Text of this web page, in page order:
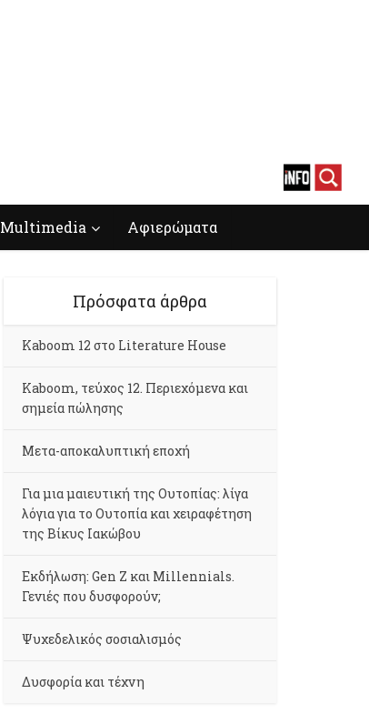
Multimedia Αφιερώματα
Πρόσφατα άρθρα
Kaboom 12 στο Literature House
Kaboom, τεύχος 12. Περιεχόμενα και
σημεία πώλησης
Μετα-αποκαλυπτική εποχή
Για μια μαιευτική της Ουτοπίας: λίγα
λόγια για το Ουτοπία και χειραφέτηση
της Βίκυς Ιακώβου
Εκδήλωση: Gen Z και Millennials.
Γενιές που δυσφορούν;
Ψυχεδελικός σοσιαλισμός
Δυσφορία και τέχνη